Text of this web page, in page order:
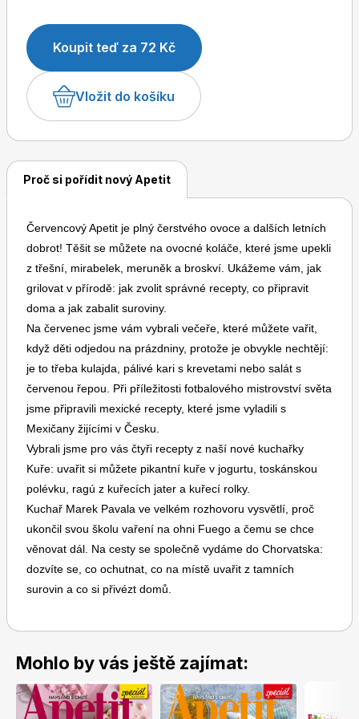
Dětské časopisy
Burda Kids
Toprecepty.cz
školu vaření na ohni Fuego a čemu se chce věnovat
dál. Na cesty se společně vydáme do Chorvatska:
dozvíte se, co ochutnat, co na místě uvařit z tamních
surovin a co si přivézt domů.
Koupit teď za 72 Kč
Vložit do košíku
Proč si pořídit nový Apetit
Červencový Apetit je plný čerstvého ovoce a dalších letních
dobrot! Těšit se můžete na ovocné koláče, které jsme upekli
z třešní, mirabelek, meruněk a broskví. Ukážeme vám, jak
grilovat v přírodě: jak zvolit správné recepty, co připravit
doma a jak zabalit suroviny.
Na červenec jsme vám vybrali večeře, které můžete vařit,
když děti odjedou na prázdniny, protože je obvykle nechtějí:
je to třeba kulajda, pálivé kari s krevetami nebo salát s
červenou řepou. Při příležitosti fotbalového mistrovství světa
jsme připravili mexické recepty, které jsme vyladili s
Mexičany žijícími v Česku.
Vybrali jsme pro vás čtyři recepty z naší nové kuchařky
Kuře: uvařit si můžete pikantní kuře v jogurtu, toskánskou
polévku, ragú z kuřecích jater a kuřecí rolky.
Kuchař Marek Pavala ve velkém rozhovoru vysvětlí, proč
ukončil svou školu vaření na ohni Fuego a čemu se chce
věnovat dál. Na cesty se společně vydáme do Chorvatska:
dozvíte se, co ochutnat, co na místě uvařit z tamních
surovin a co si přivézt domů.
Mohlo by vás ještě zajímat: